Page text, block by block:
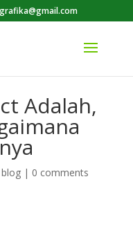
Adalah,
blog| 0 comments